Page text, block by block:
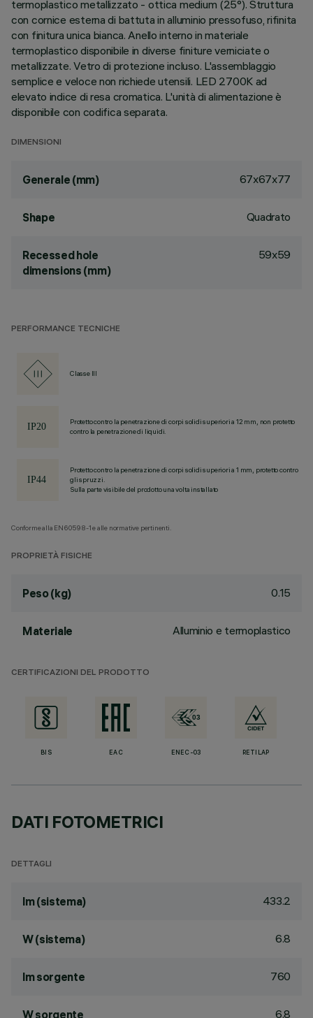
termoplastico metallizzato - ottica medium (25°). Struttura
con cornice esterna di battuta in alluminio pressofuso, rifinita
con finitura unica bianca. Anello interno in materiale
termoplastico disponibile in diverse finiture verniciate o
metallizzate. Vetro di protezione incluso. L'assemblaggio
semplice e veloce non richiede utensili. LED 2700K ad
elevato indice di resa cromatica. L'unità di alimentazione è
disponibile con codifica separata.
DIMENSIONI
Generale (mm) 67x67x77
Shape Quadrato
Recessed hole
dimensions (mm)
59x59
PERFORMANCE TECNICHE
Classe III
Protetto contro la penetrazione di corpi solidi superiori a 12 mm, non protetto
contro la penetrazione di liquidi.
Protetto contro la penetrazione di corpi solidi superiori a 1 mm, protetto contro
gli spruzzi.
Sulla parte visibile del prodotto una volta installato
Conforme alla EN60598-1 e alle normative pertinenti.
PROPRIETÀ FISICHE
Peso (kg) 0.15
Materiale Alluminio e termoplastico
CERTIFICAZIONI DEL PRODOTTO
BIS EAC ENEC-03 RETILAP
DATI FOTOMETRICI
DETTAGLI
lm (sistema) 433.2
W (sistema) 6.8
lm sorgente 760
W sorgente 6.8